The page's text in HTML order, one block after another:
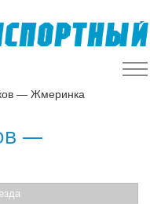
— Жмеринка
—